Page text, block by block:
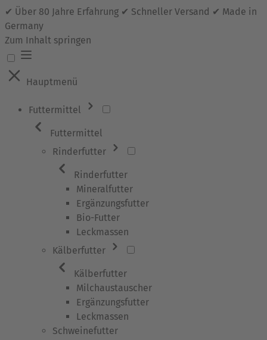
✔ Über 80 Jahre Erfahrung ✔ Schneller Versand ✔ Made in
Germany
Zum Inhalt springen
Hauptmenü
Futtermittel
Futtermittel
Rinderfutter
Rinderfutter
Mineralfutter
Ergänzungsfutter
Bio-Futter
Leckmassen
Kälberfutter
Kälberfutter
Milchaustauscher
Ergänzungsfutter
Leckmassen
Schweinefutter